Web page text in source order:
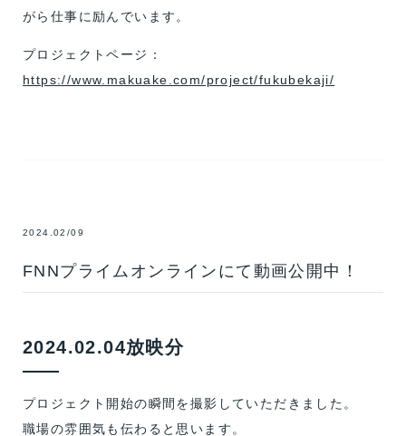
がら仕事に励んでいます。
プロジェクトページ：
https://www.makuake.com/project/fukubekaji/
2024.02/09
FNNプライムオンラインにて動画公開中！
2024.02.04放映分
プロジェクト開始の瞬間を撮影していただきました。
職場の雰囲気も伝わると思います。